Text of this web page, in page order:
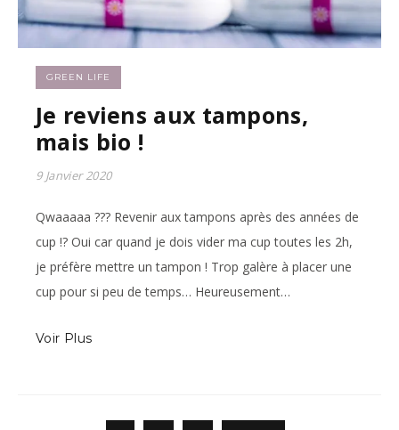
GREEN LIFE
Je reviens aux tampons,
mais bio !
9 Janvier 2020
Qwaaaaa ??? Revenir aux tampons après des années de
cup !? Oui car quand je dois vider ma cup toutes les 2h,
je préfère mettre un tampon ! Trop galère à placer une
cup pour si peu de temps… Heureusement…
Voir Plus